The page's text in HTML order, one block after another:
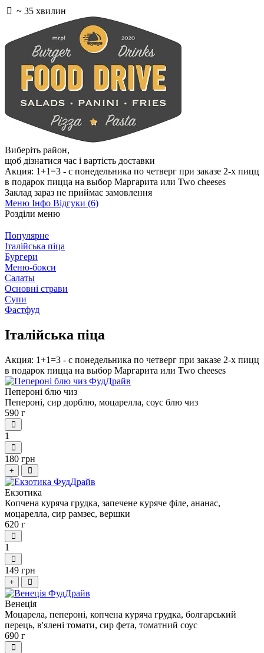
~ 35 хвилин
Виберіть район,
щоб дізнатися час і вартість доставки
Акция: 1+1=3 - с понедельника по четверг при заказе 2-х пицц
в подарок пицца на выбор Маргарита или Two cheeses
Заклад зараз не приймає замовлення
Меню Інфо Відгуки (6)
Розділи меню
Популярне
Італійська піца
Бургери
Меню-бокси
Салаты
Основні страви
Супи
Фастфуд
Італійська піца
Акция: 1+1=3 - с понедельника по четверг при заказе 2-х пицц
в подарок пицца на выбор Маргарита или Two cheeses
Пепероні блю чиз
Пепероні, сир дорблю, моцарелла, соус блю чиз
590 г
1
180 грн
+
Екзотика
Копчена куряча грудка, запечене куряче філе, ананас,
моцарелла, сир рамзес, вершки
620 г
1
149 грн
+
Венеція
Моцарела, пепероні, копчена куряча грудка, болгарський
перець, в'ялені томати, сир фета, томатний соус
690 г